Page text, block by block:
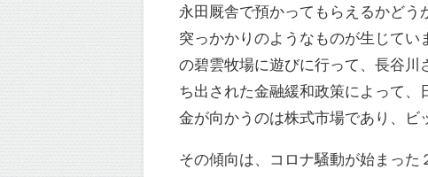
永田厩舎で預かってもらえるかど
突っかかりのようなものが生じて
の碧雲牧場に遊びに行って、長谷
ち出された金融緩和政策によって
金が向かうのは株式市場であり、ビ
その傾向は、コロナ騒動が始まった